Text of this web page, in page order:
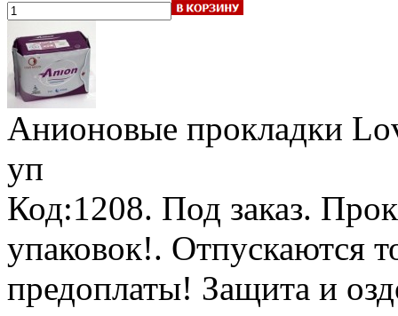
Анионовые прокладки
уп
Код:1208. Под заказ.
упаковок!. Отпускаются
предоплаты! Защита и